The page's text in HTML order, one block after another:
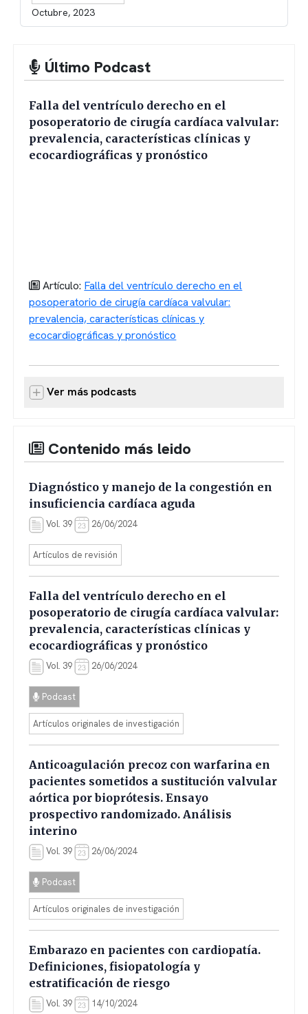
Octubre, 2023
Último Podcast
Falla del ventrículo derecho en el
posoperatorio de cirugía cardíaca valvular:
prevalencia, características clínicas y
ecocardiográficas y pronóstico
Artículo: Falla del ventrículo derecho en el
posoperatorio de cirugía cardíaca valvular:
prevalencia, características clínicas y
ecocardiográficas y pronóstico
Ver más podcasts
Contenido más leido
Diagnóstico y manejo de la congestión en
insuficiencia cardíaca aguda
Vol. 39 26/06/2024
Artículos de revisión
Falla del ventrículo derecho en el
posoperatorio de cirugía cardíaca valvular:
prevalencia, características clínicas y
ecocardiográficas y pronóstico
Vol. 39 26/06/2024
Podcast
Artículos originales de investigación
Anticoagulación precoz con warfarina en
pacientes sometidos a sustitución valvular
aórtica por bioprótesis. Ensayo
prospectivo randomizado. Análisis
interino
Vol. 39 26/06/2024
Podcast
Artículos originales de investigación
Embarazo en pacientes con cardiopatía.
Definiciones, fisiopatología y
estratificación de riesgo
Vol. 39 14/10/2024